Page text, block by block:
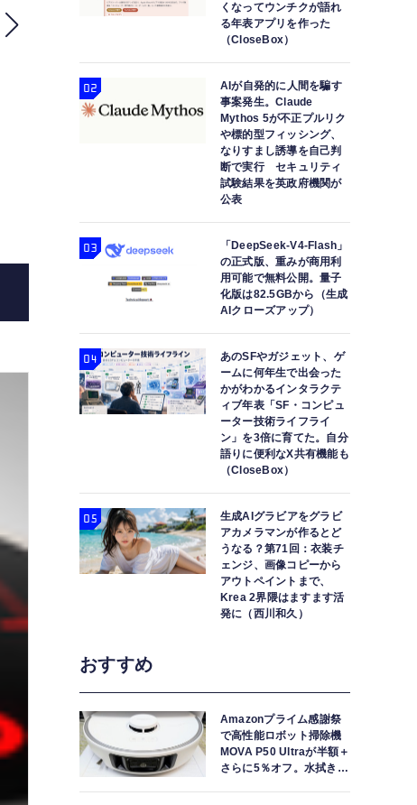
くなってウンチクが語れ
る年表アプリを作った
（CloseBox）
AIが自発的に人間を騙す
事案発生。Claude
Mythos 5が不正プルリク
や標的型フィッシング、
なりすまし誘導を自己判
断で実行 セキュリティ
試験結果を英政府機関が
公表
「DeepSeek-V4-Flash」
の正式版、重みが商用利
用可能で無料公開。量子
化版は82.5GBから（生成
AIクローズアップ）
あのSFやガジェット、ゲ
ームに何年生で出会った
かがわかるインタラクテ
ィブ年表「SF・コンピュ
ーター技術ライフライ
ン」を3倍に育てた。自分
語りに便利なX共有機能も
（CloseBox）
生成AIグラビアをグラビ
アカメラマンが作るとど
うなる？第71回：衣装チ
ェンジ、画像コピーから
アウトペイントまで、
Krea 2界隈はますます活
発に（西川和久）
おすすめ
Amazonプライム感謝祭
で高性能ロボット掃除機
MOVA P50 Ultraが半額＋
さらに5％オフ。水拭きモ